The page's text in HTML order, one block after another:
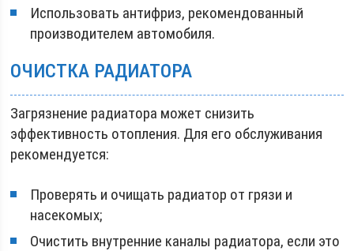
Использовать антифриз, рекомендованный
производителем автомобиля.
ОЧИСТКА РАДИАТОРА
Загрязнение радиатора может снизить
эффективность отопления. Для его обслуживания
рекомендуется:
Проверять и очищать радиатор от грязи и
насекомых;
Очистить внутренние каналы радиатора, если это